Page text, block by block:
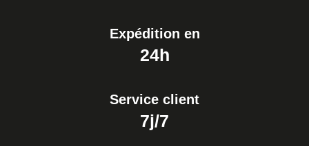
Expédition en
24h
Service client
7j/7